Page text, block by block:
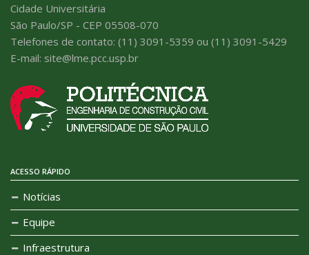
Cidade Universitária
São Paulo/SP - CEP 05508-070
Telefones de contato: (11) 3091-5359 ou (11) 3091-5429
E-mail: site@lme.pcc.usp.br
ACESSO RÁPIDO
Notícias
Equipe
Infraestrutura